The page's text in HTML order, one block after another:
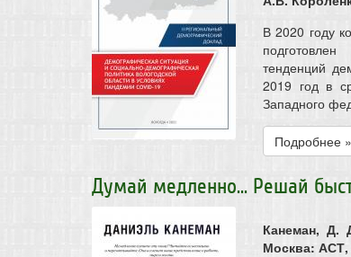
В 2020 году
тенденций
2019 год в
Западного
Подробнее »
Думай медленно... Решай
Канеман, Д.
Москва: АСТ,